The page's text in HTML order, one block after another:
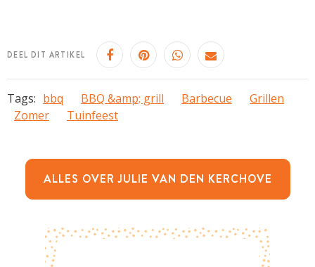
DEEL DIT ARTIKEL
Tags: bbq BBQ &amp; grill Barbecue
Grillen
Zomer
Tuinfeest
ALLES OVER JULIE VAN DEN KERCHOVE